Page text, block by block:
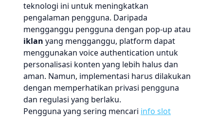
teknologi ini untuk meningkatkan
pengalaman pengguna. Daripada
mengganggu pengguna dengan pop-up atau
iklan yang mengganggu, platform dapat
menggunakan voice authentication untuk
personalisasi konten yang lebih halus dan
aman. Namun, implementasi harus dilakukan
dengan memperhatikan privasi pengguna
dan regulasi yang berlaku.
Pengguna yang sering mencari info slot